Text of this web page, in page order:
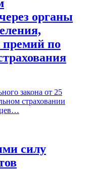
органы
премий по
закона от 25
страховании
силу